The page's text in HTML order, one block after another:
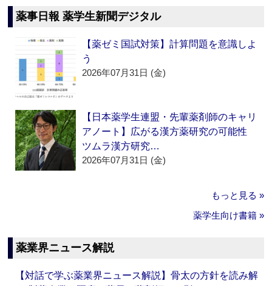
薬事日報 薬学生新聞デジタル
【薬ゼミ国試対策】計算問題を意識しよ
う
2026年07月31日 (金)
【日本薬学生連盟・先輩薬剤師のキャリ
アノート】広がる漢方薬研究の可能性
ツムラ漢方研究…
2026年07月31日 (金)
もっと見る »
薬学生向け書籍 »
薬業界ニュース解説
【対話で学ぶ薬業界ニュース解説】骨太の方針を読み解